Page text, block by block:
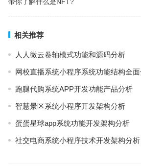
相关推荐
人人微云卷轴模式功能和源码分析
网校直播系统小程序系统功能结构全
跑腿代购系统APP开发功能产品分析
智慧景区系统小程序开发架构分析
蛋蛋星球app系统功能开发架构分析
社交电商系统小程序技术开发架构分析